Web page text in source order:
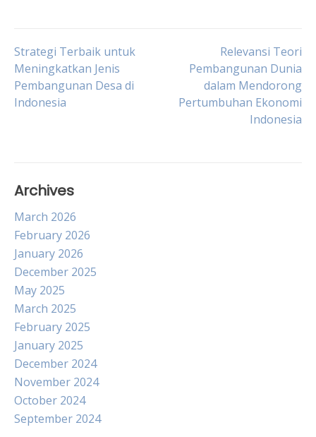
Post
navigation
Strategi Terbaik untuk
Meningkatkan Jenis
Pembangunan Desa di
Indonesia
Relevansi Teori
Pembangunan Dunia
dalam Mendorong
Pertumbuhan Ekonomi
Indonesia
Archives
March 2026
February 2026
January 2026
December 2025
May 2025
March 2025
February 2025
January 2025
December 2024
November 2024
October 2024
September 2024